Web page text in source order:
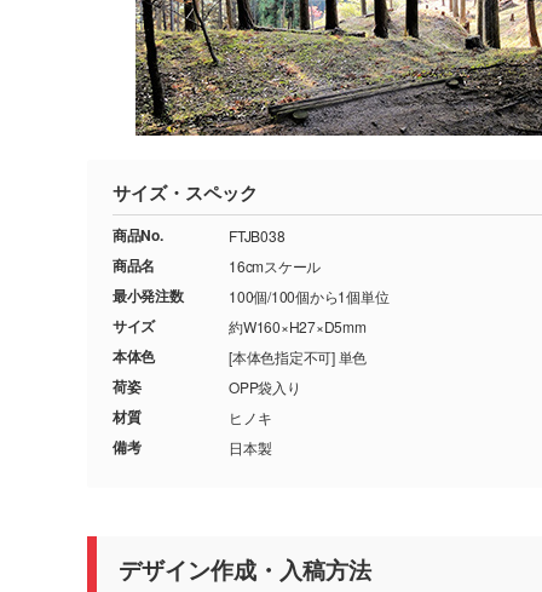
サイズ・スペック
商品No. FTJB038
商品名 16cmスケール
最小発注数 100個/100個から1個単位
サイズ 約W160×H27×D5mm
本体色 [本体色指定不可] 単色
荷姿 OPP袋入り
材質 ヒノキ
備考 日本製
デザイン作成・入稿方法